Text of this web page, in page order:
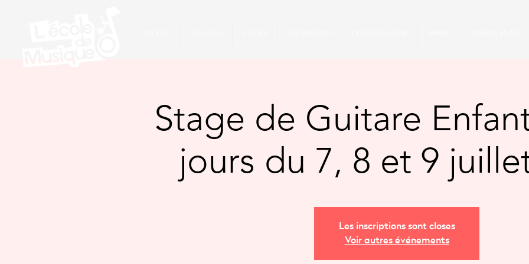
Stage de Guitare
jours du 7, 8 et 9
Les inscriptions sont closes
Voir autres événements